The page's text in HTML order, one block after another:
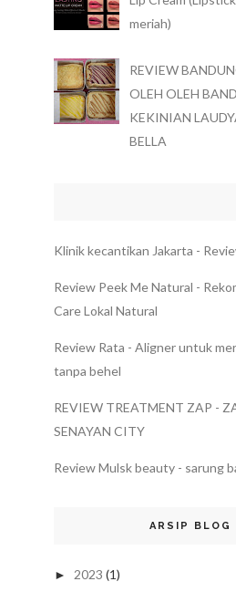
meriah)
REVIEW
OLEH OLEH
KEKINIAN
BELLA
Klinik kecantikan Jakarta -
Review Peek Me Natural -
Care Lokal Natural
Review Rata - Aligner untuk
tanpa behel
REVIEW TREATMENT ZAP -
SENAYAN CITY
Review Mulsk beauty - sarung
ARSIP BLOG
► 2023 (1)